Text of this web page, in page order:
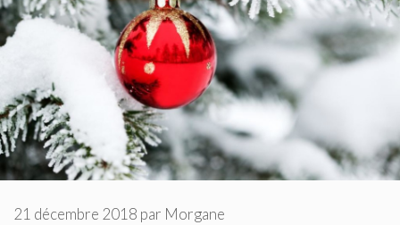
21 décembre 2018 par Morgane